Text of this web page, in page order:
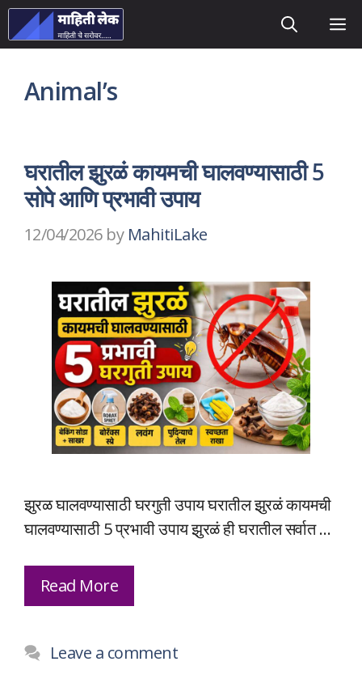
Skip
to
Animal’s
घरातील झुरळं कायमची घालवण्यासाठी 5
सोपे आणि प्रभावी उपाय
12/04/2026 by MahitiLake
झुरळ घालवण्यासाठी घरगुती उपाय घरातील झुरळं कायमची
घालवण्यासाठी 5 प्रभावी उपाय झुरळं ही घरातील सर्वात …
Read More
Leave a comment